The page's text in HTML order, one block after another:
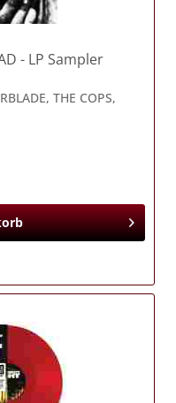
- LP Sampler
THE COPS,